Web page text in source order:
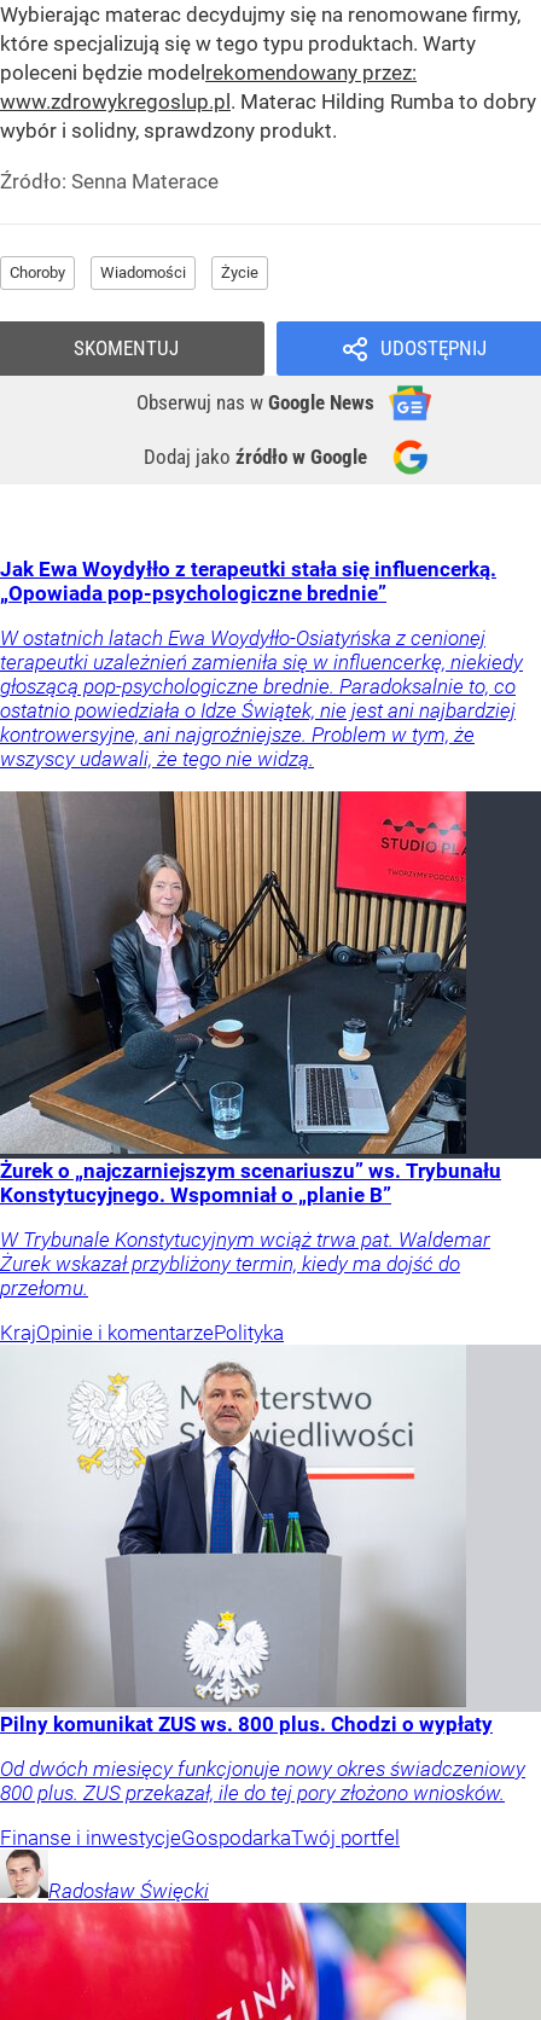
Wybierając materac decydujmy się na renomowane firmy,
które specjalizują się w tego typu produktach. Warty
poleceni będzie modelrekomendowany przez:
www.zdrowykregoslup.pl. Materac Hilding Rumba to dobry
wybór i solidny, sprawdzony produkt.
Źródło: Senna Materace
Choroby Wiadomości Życie
UDOSTĘPNIJ
Obserwuj nas w Google News
Dodaj jako źródło w Google
SKOMENTUJ
Jak Ewa Woydyłło z terapeutki stała się influencerką.
„Opowiada pop-psychologiczne brednie”
W ostatnich latach Ewa Woydyłło-Osiatyńska z cenionej
terapeutki uzależnień zamieniła się w influencerkę, niekiedy
głoszącą pop-psychologiczne brednie. Paradoksalnie to, co
ostatnio powiedziała o Idze Świątek, nie jest ani najbardziej
kontrowersyjne, ani najgroźniejsze. Problem w tym, że
wszyscy udawali, że tego nie widzą.
Żurek o „najczarniejszym scenariuszu” ws. Trybunału
Konstytucyjnego. Wspomniał o „planie B”
W Trybunale Konstytucyjnym wciąż trwa pat. Waldemar
Żurek wskazał przybliżony termin, kiedy ma dojść do
przełomu.
KrajOpinie i komentarzePolityka
Pilny komunikat ZUS ws. 800 plus. Chodzi o wypłaty
Od dwóch miesięcy funkcjonuje nowy okres świadczeniowy
800 plus. ZUS przekazał, ile do tej pory złożono wniosków.
Finanse i inwestycjeGospodarkaTwój portfel
Radosław Święcki